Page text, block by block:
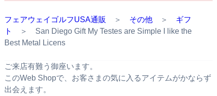
フェアウェイゴルフUSA通販 ＞ その他＞ ギフ
ト
＞ San Diego Gift My Testes are Simple I like the
Best Metal Licens
ご来店有難う御座います。
このWeb Shopで、お客さまの気に入るアイテムがかならず
出会えます。